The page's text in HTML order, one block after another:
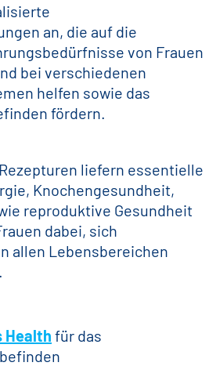
an, die auf die
von Frauen
bei verschiedenen
helfen sowie das
fördern.
liefern essentielle
Knochengesundheit,
reproduktive Gesundheit
dabei, sich
allen Lebensbereichen
Health für das